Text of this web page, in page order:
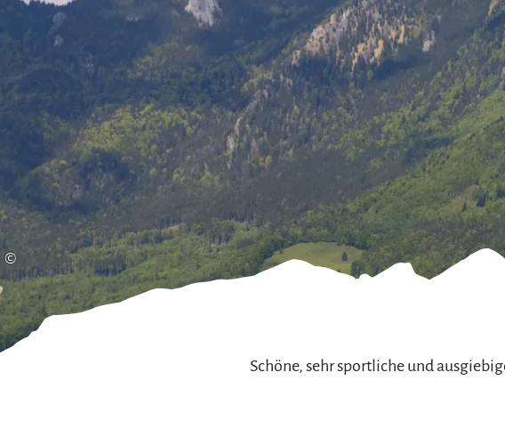
Gleitschirmfliegen &
Luftsport
Interaktive Vollbildkarte
Barrierefreiheit im
Chiemgau
Chiemgau G'schichten
©
Schöne, sehr sportliche und